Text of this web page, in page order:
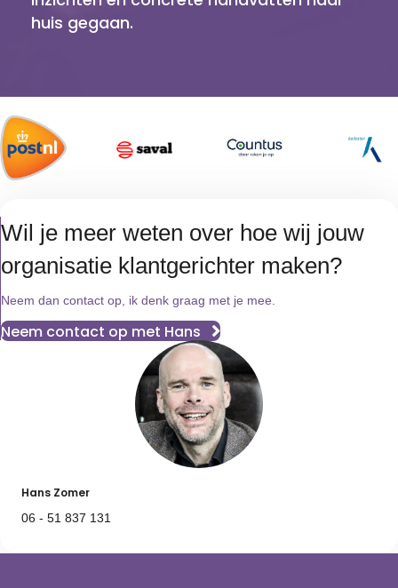
huis gegaan.
Hans Zomer
06 - 51 837 131
Wil je meer weten over hoe wij jouw
organisatie klantgerichter maken?
Neem dan contact op, ik denk graag met je mee.
Neem contact op met Hans